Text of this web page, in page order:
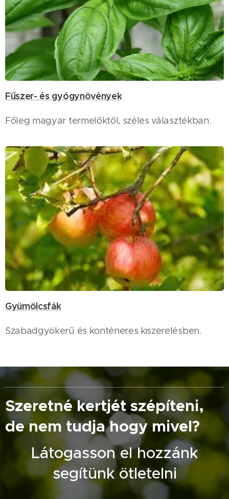
Fűszer- és gyógynövények
Főleg magyar termelőktől, széles választékban.
Gyümölcsfák
Szabadgyökerű és konténeres kiszerelésben.
Szeretné kertjét szépíteni,
de nem tudja hogy mivel?
Látogasson el hozzánk
segítünk ötletelni